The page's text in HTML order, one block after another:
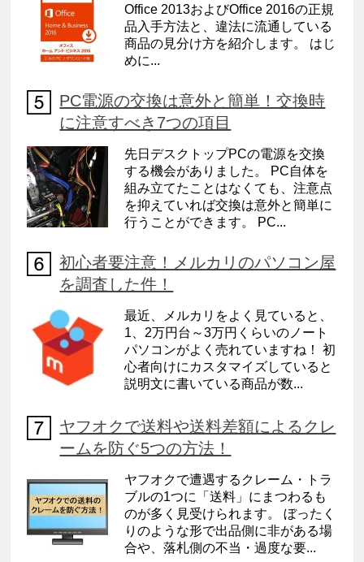
Office 2013およびOffice 2016の正規
品入手方法と、違法に流通している
商品の見分け方を紹介します。 はじ
めに...
PC電源の交換は意外と簡単！交換時
に注意すべき7つの項目
先日デスクトップPCの電源を交換
する機会がありました。 PC自体を
組み立てたことはなくても、注意点
を抑えていれば交換は意外と簡単に
行うことができます。 PC...
初心者要注意！メルカリのパソコン屋
を調査した件！
最近、メルカリをよく見ていると、
1、2万円台～3万円くらいのノート
パソコンがよく売れていますね！ 初
心者向けにカスタマイズしていると
説明文に書いている商品が数...
ヤフオクで送料や送料差額によるクレ
ームを防ぐ5つの方法！
ヤフオクで遭遇するクレーム・トラ
ブルの1つに「送料」にまつわるも
のが多く見受けられます。 ぼったく
りのような形で出品側に非がある場
合や、落札側の不当・過度な要...